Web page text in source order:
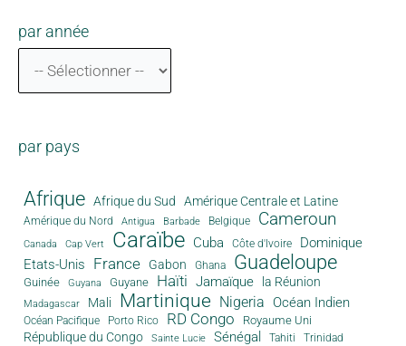
par année
par pays
Afrique Afrique du Sud Amérique Centrale et Latine
Amérique du Nord Antigua Barbade Belgique Cameroun
Canada Cap Vert Caraïbe Cuba Côte d'Ivoire
Dominique
Etats-Unis
France Gabon Ghana Guadeloupe
Guinée Guyana Guyane Haïti Jamaïque la Réunion
Madagascar Mali Martinique Nigeria Océan Indien
Océan Pacifique Porto Rico RD Congo Royaume Uni
République du Congo Sainte Lucie Sénégal Tahiti Trinidad